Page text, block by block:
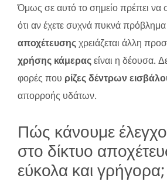
Όμως σε αυτό το σημείο πρέπει να
ότι αν έχετε συχνά πυκνά
αποχέτευσηςχρειάζεται άλλη
χρήσης κάμεραςείναι η δέουσα.
φορές που ρίζες δέντρων
απορροής υδάτων.
Πώς κάνουμε
στο δίκτυο
εύκολα και γρήγορα;